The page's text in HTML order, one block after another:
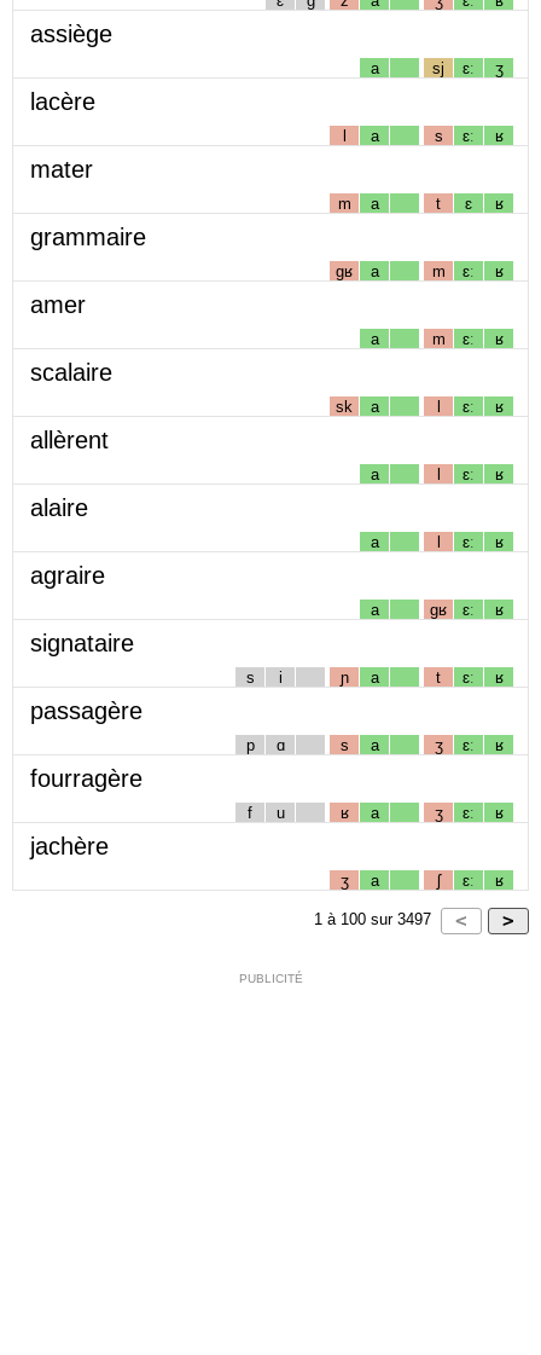
assiège
a sj ɛː ʒ
lacère
l a s ɛː ʁ
mater
m a t ɛ ʁ
grammaire
gʁ a m ɛː ʁ
amer
a m ɛː ʁ
scalaire
sk a l ɛː ʁ
allèrent
a l ɛː ʁ
alaire
a l ɛː ʁ
agraire
a gʁ ɛː ʁ
signataire
s i ɲ a t ɛː ʁ
passagère
p ɑ s a ʒ ɛː ʁ
fourragère
f u ʁ a ʒ ɛː ʁ
jachère
ʒ a ʃ ɛː ʁ
1 à 100 sur 3497
PUBLICITÉ